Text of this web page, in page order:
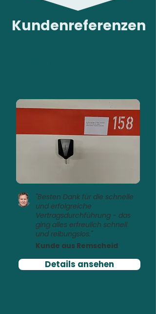
Kundenreferenzen
"Besten Dank für die schnelle
und erfolgreiche
Vertragsdurchführung - das
ging alles erfreulich schnell
und reibungslos."
Kunde aus Remscheid
Details ansehen